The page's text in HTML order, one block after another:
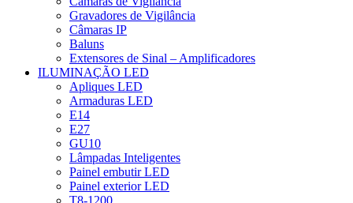
Gravadores de Vigilância
Câmaras IP
Baluns
Extensores de Sinal – Amplificadores
ILUMINAÇÃO LED
Apliques LED
Armaduras LED
E14
E27
GU10
Lâmpadas Inteligentes
Painel embutir LED
Painel exterior LED